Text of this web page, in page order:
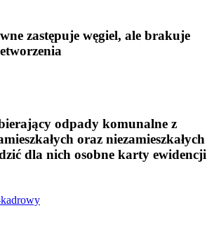
zastępuje węgiel, ale brakuje
odpady komunalne z
oraz niezamieszkałych
dla nich osobne karty ewidencji